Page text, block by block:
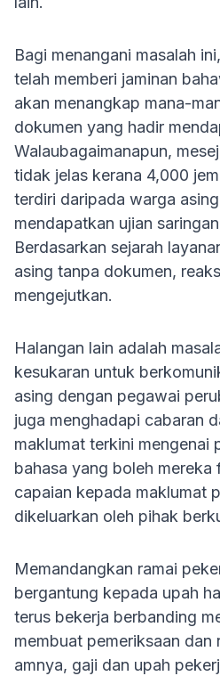
Bagi menangani masalah
telah memberi jaminan
akan menangkap mana-
dokumen yang hadir
Walaubagaimanapun,
tidak jelas kerana 4,000
terdiri daripada warga
mendapatkan ujian
Berdasarkan sejarah
asing tanpa dokumen,
mengejutkan.
Halangan lain adalah
kesukaran untuk
asing dengan pegawai
juga menghadapi cabaran
maklumat terkini mengenai
bahasa yang boleh mereka
capaian kepada maklumat
dikeluarkan oleh pihak
Memandangkan ramai
bergantung kepada upah
terus bekerja berbanding
membuat pemeriksaan dan
amnya, gaji dan upah